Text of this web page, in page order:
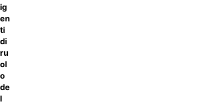
ig
en
ti
di
ru
ol
o
de
l